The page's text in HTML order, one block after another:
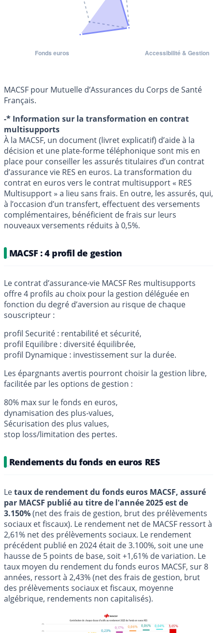
MACSF pour Mutuelle d’Assurances du Corps de Santé
Français.
-* Information sur la transformation en contrat
multisupports
À la MACSF, un document (livret explicatif) d’aide à la
décision et une plate-forme téléphonique sont mis en
place pour conseiller les assurés titulaires d’un contrat
d’assurance vie RES en euros. La transformation du
contrat en euros vers le contrat multisupport « RES
Multisupport » a lieu sans frais. En outre, les assurés, qui,
à l’occasion d’un transfert, effectuent des versements
complémentaires, bénéficient de frais sur leurs
nouveaux versements réduits à 0,5%.
MACSF : 4 profil de gestion
Le contrat d’assurance-vie MACSF Res multisupports
offre 4 profils au choix pour la gestion déléguée en
fonction du degré d’aversion au risque de chaque
souscripteur :
profil Securité : rentabilité et sécurité,
profil Equilibre : diversité équilibrée,
profil Dynamique : investissement sur la durée.
Les épargnants avertis pourront choisir la gestion libre,
facilitée par les options de gestion :
80% max sur le fonds en euros,
dynamisation des plus-values,
Sécurisation des plus values,
stop loss/limitation des pertes.
Rendements du fonds en euros RES
Letaux de rendement du fonds euros MACSF, assuré
par MACSF publié au titre de l'année 2025 est de
3.150%(net des frais de gestion, brut des prélèvements
sociaux et fiscaux). Le rendement net de MACSF ressort à
2,61% net des prélèvements sociaux. Le rendement
précédent publié en 2024 était de 3.100%, soit une une
hausse de 5 points de base, soit +1,61% de variation. Le
taux moyen du rendement du fonds euros MACSF, sur 8
années, ressort à 2,43% (net des frais de gestion, brut
des prélèvements sociaux et fiscaux, moyenne
algébrique, rendements non capitalisés).